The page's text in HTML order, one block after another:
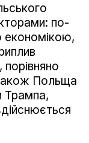
по-
економікою,
Також Польща
Трампа,